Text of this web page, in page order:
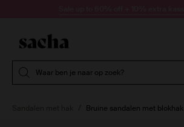
Waar ben je naar op zoek?
Bruine sandalen met blokhak